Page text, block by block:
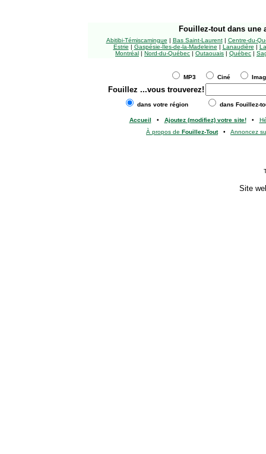
Fouillez-tout dans une
Abitibi-Témiscamingue | Bas Saint-Laurent| Centre-du-
Estrie | Gaspésie-Îles-de-la-Madeleine | Lanaudière |
Montréal | Nord-du-Québec | Outaouais | Québec |
MP3 Ciné
Fouillez ...vous trouverez!
dans votre région dans Fouillez-
Accueil • Ajoutez (modifiez) votre site!•
À propos de Fouillez-Tout• Annoncez
Site